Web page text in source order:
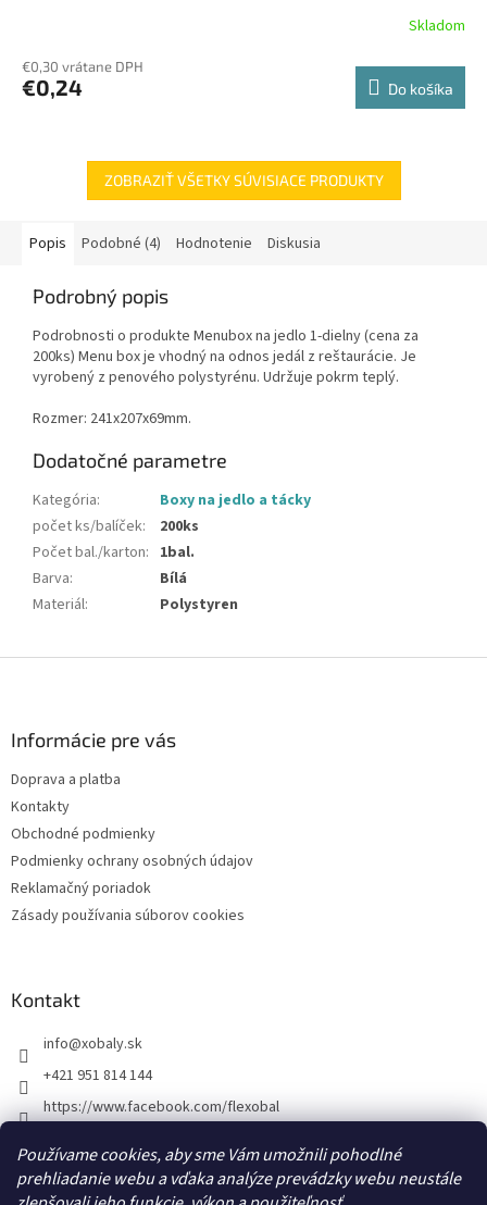
Používame cookies, aby sme Vám umožnili pohodlné
prehliadanie webu a vďaka analýze prevádzky webu neustále
Skladom
€0,30 vrátane DPH
€0,24 Do košíka
ZOBRAZIŤ VŠETKY SÚVISIACE PRODUKTY
Popis Podobné (4) Hodnotenie Diskusia
Podrobný popis
Podrobnosti o produkte Menubox na jedlo 1-dielny (cena za
200ks) Menu box je vhodný na odnos jedál z reštaurácie. Je
vyrobený z penového polystyrénu. Udržuje pokrm teplý.
Rozmer: 241x207x69mm.
Dodatočné parametre
Kategória:
Boxy na jedlo a tácky
počet ks/balíček:
200ks
Počet bal./karton: 1bal.
Barva:
Bílá
Materiál: Polystyren
Informácie pre vás
Doprava a platba
Kontakty
Obchodné podmienky
Podmienky ochrany osobných údajov
Reklamačný poriadok
Zásady používania súborov cookies
Kontakt
info@xobaly.sk
+421 951 814 144
https://www.facebook.com/flexobal